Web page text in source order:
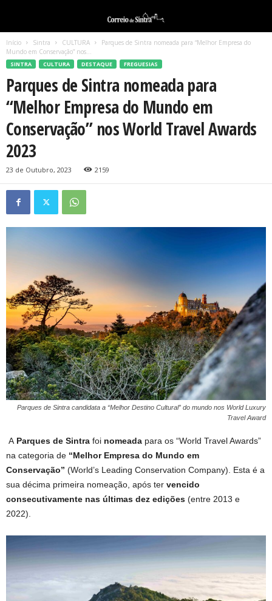
Início Sintra CULTURA
Parques de Sintra nomeada para “Melhor Empresa do
Mundo em Conservação” nos...
SINTRA CULTURA DESTAQUE FREGUESIAS
Parques de Sintra nomeada para
“Melhor Empresa do Mundo em
Conservação” nos World Travel Awards
2023
23 de Outubro, 2023 2159
Parques de Sintra candidata a “Melhor Destino Cultural” do mundo nos World Luxury
Travel Award
A Parques de Sintra foi nomeada para os “World Travel Awards”
na categoria de “Melhor Empresa do Mundo em
Conservação” (World’s Leading Conservation Company). Esta é a
sua décima primeira nomeação, após ter vencido
consecutivamente nas últimas dez edições (entre 2013 e
2022).